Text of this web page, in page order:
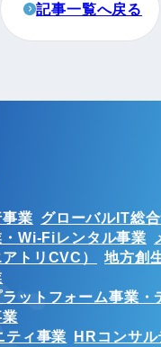
記事一覧へ戻る
業 グローバルIT総
Wi-Fiレンタル事業
トリCVC）
地方創
ットフォーム事業・
ティ事業
HRコンサ